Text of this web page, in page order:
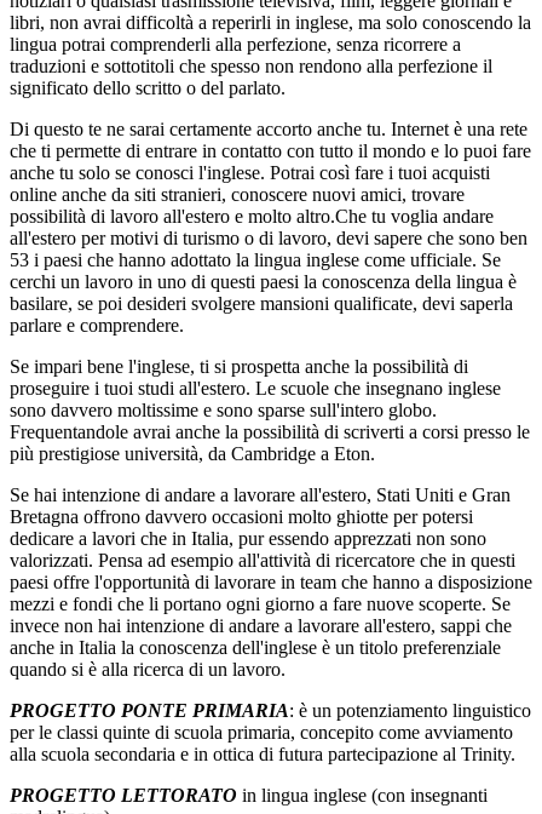
libri, non avrai difficoltà a reperirli in inglese, ma solo conoscendo la
lingua potrai comprenderli alla perfezione, senza ricorrere a
traduzioni e sottotitoli che spesso non rendono alla perfezione il
significato dello scritto o del parlato.
Di questo te ne sarai certamente accorto anche tu. Internet è una rete
che ti permette di entrare in contatto con tutto il mondo e lo puoi fare
anche tu solo se conosci l'inglese. Potrai così fare i tuoi acquisti
online anche da siti stranieri, conoscere nuovi amici, trovare
possibilità di lavoro all'estero e molto altro.Che tu voglia andare
all'estero per motivi di turismo o di lavoro, devi sapere che sono ben
53 i paesi che hanno adottato la lingua inglese come ufficiale. Se
cerchi un lavoro in uno di questi paesi la conoscenza della lingua è
basilare, se poi desideri svolgere mansioni qualificate, devi saperla
parlare e comprendere.
Se impari bene l'inglese, ti si prospetta anche la possibilità di
proseguire i tuoi studi all'estero. Le scuole che insegnano inglese
sono davvero moltissime e sono sparse sull'intero globo.
Frequentandole avrai anche la possibilità di scriverti a corsi presso le
più prestigiose università, da Cambridge a Eton.
Se hai intenzione di andare a lavorare all'estero, Stati Uniti e Gran
Bretagna offrono davvero occasioni molto ghiotte per potersi
dedicare a lavori che in Italia, pur essendo apprezzati non sono
valorizzati. Pensa ad esempio all'attività di ricercatore che in questi
paesi offre l'opportunità di lavorare in team che hanno a disposizione
mezzi e fondi che li portano ogni giorno a fare nuove scoperte. Se
invece non hai intenzione di andare a lavorare all'estero, sappi che
anche in Italia la conoscenza dell'inglese è un titolo preferenziale
quando si è alla ricerca di un lavoro.
PROGETTO PONTE PRIMARIA: è un potenziamento linguistico
per le classi quinte di scuola primaria, concepito come avviamento
alla scuola secondaria e in ottica di futura partecipazione al Trinity.
PROGETTO LETTORATO in lingua inglese (con insegnanti